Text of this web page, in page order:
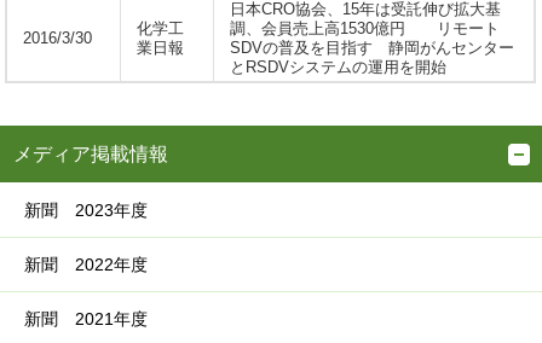
2016/3/30
化学工
業日報
日本CRO協会、15年は受託伸び拡大基
調、会員売上高1530億円 リモート
SDVの普及を目指す 静岡がんセンター
とRSDVシステムの運用を開始
メディア掲載情報
新聞 2023年度
新聞 2022年度
新聞 2021年度